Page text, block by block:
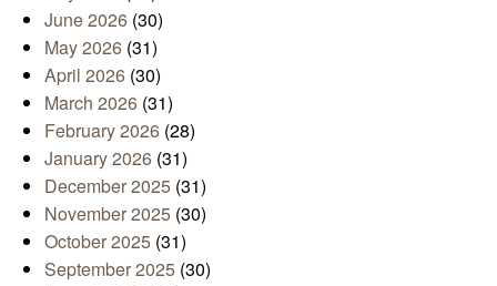
June 2026 (30)
May 2026 (31)
April 2026 (30)
March 2026 (31)
February 2026 (28)
January 2026 (31)
December 2025 (31)
November 2025 (30)
October 2025 (31)
September 2025 (30)